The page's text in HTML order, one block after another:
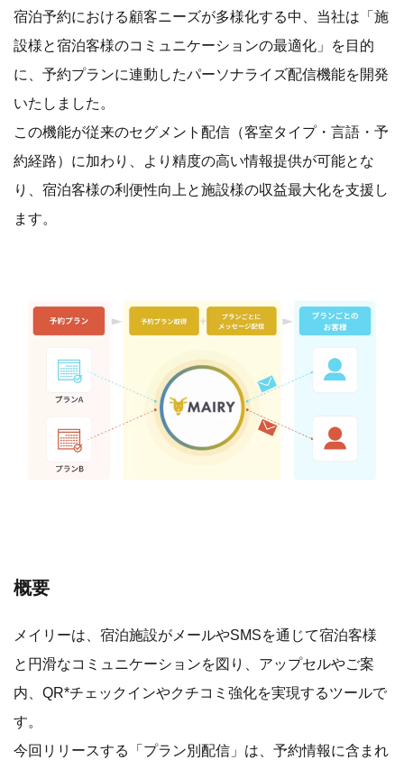
宿泊予約における顧客ニーズが多様化する中、当社は「施
設様と宿泊客様のコミュニケーションの最適化」を目的
に、予約プランに連動したパーソナライズ配信機能を開発
いたしました。
この機能が従来のセグメント配信（客室タイプ・言語・予
約経路）に加わり、より精度の高い情報提供が可能とな
り、宿泊客様の利便性向上と施設様の収益最大化を支援し
ます。
概要
メイリーは、宿泊施設がメールやSMSを通じて宿泊客様
と円滑なコミュニケーションを図り、アップセルやご案
内、QR*チェックインやクチコミ強化を実現するツールで
す。
今回リリースする「プラン別配信」は、予約情報に含まれ